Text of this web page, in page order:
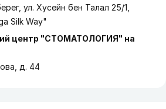
ул. Хусейн бен Талал 25/1,
Silk Way"
центр "СТОМАТОЛОГИЯ" на
д. 44